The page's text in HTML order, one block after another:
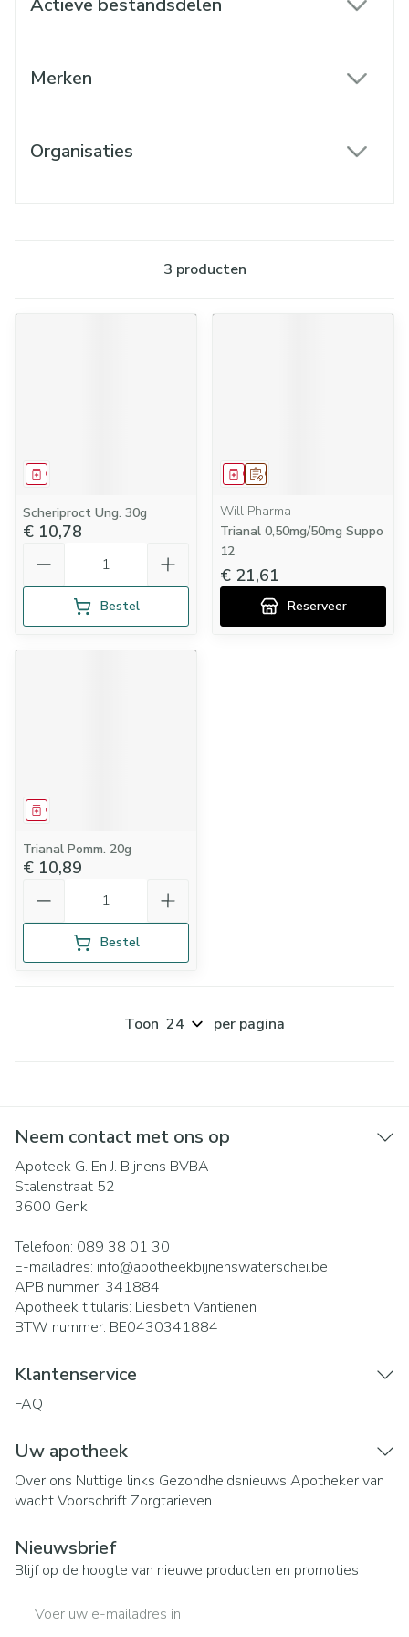
Actieve bestandsdelen
Merken
Organisaties
3 producten
Geneesmiddel
Scheriproct Ung. 30g
€ 10,78
Bestel
Op voorschrift
Geneesmiddel
Will Pharma
Trianal 0,50mg/50mg Suppo
12
€ 21,61
Reserveer
Geneesmiddel
Trianal Pomm. 20g
€ 10,89
Bestel
Toon per pagina
Neem contact met ons op
Apoteek G. En J. Bijnens BVBA
Stalenstraat 52
3600 Genk
Telefoon: 089 38 01 30
E-mailadres: info@apotheekbijnenswaterschei.be
APB nummer: 341884
Apotheek titularis: Liesbeth Vantienen
BTW nummer: BE0430341884
Klantenservice
FAQ
Uw apotheek
Over ons Nuttige links Gezondheidsnieuws Apotheker van
wachtVoorschrift Zorgtarieven
Nieuwsbrief
Blijf op de hoogte van nieuwe producten en promoties